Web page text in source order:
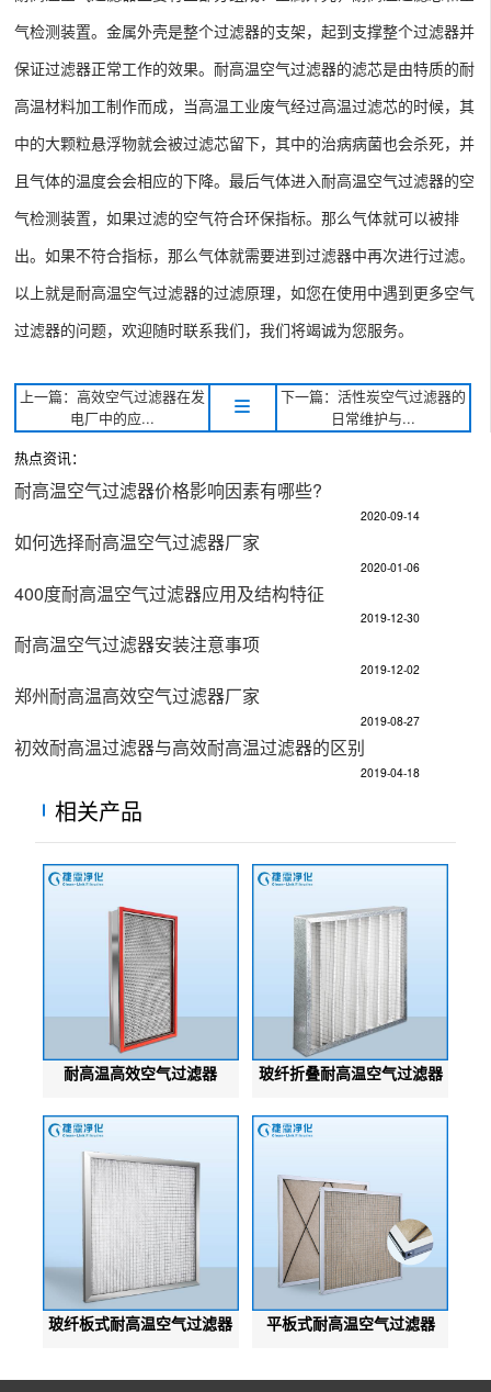
气检测装置。金属外壳是整个过滤器的支架，起到支撑整个过滤器并
保证过滤器正常工作的效果。耐高温空气过滤器的滤芯是由特质的耐
高温材料加工制作而成，当高温工业废气经过高温过滤芯的时候，其
中的大颗粒悬浮物就会被过滤芯留下，其中的治病病菌也会杀死，并
且气体的温度会会相应的下降。最后气体进入耐高温空气过滤器的空
气检测装置，如果过滤的空气符合环保指标。那么气体就可以被排
出。如果不符合指标，那么气体就需要进到过滤器中再次进行过滤。
以上就是耐高温空气过滤器的过滤原理，如您在使用中遇到更多空气
过滤器的问题，欢迎随时联系我们，我们将竭诚为您服务。
上一篇：高效空气过滤器在发
电厂中的应...
下一篇：活性炭空气过滤器的
日常维护与...
热点资讯：
耐高温空气过滤器价格影响因素有哪些?
2020-09-14
如何选择耐高温空气过滤器厂家
2020-01-06
400度耐高温空气过滤器应用及结构特征
2019-12-30
耐高温空气过滤器安装注意事项
2019-12-02
郑州耐高温高效空气过滤器厂家
2019-08-27
初效耐高温过滤器与高效耐高温过滤器的区别
2019-04-18
相关产品
耐高温高效空气过滤器 玻纤折叠耐高温空气过滤器
玻纤板式耐高温空气过滤器 平板式耐高温空气过滤器